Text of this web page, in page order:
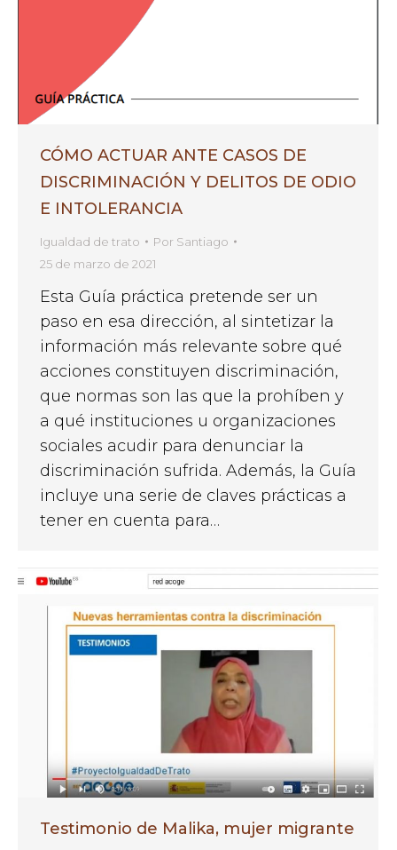
CÓMO ACTUAR ANTE CASOS DE
DISCRIMINACIÓN Y DELITOS DE ODIO
E INTOLERANCIA
Igualdad de trato Por Santiago
25 de marzo de 2021
Esta Guía práctica pretende ser un
paso en esa dirección, al sintetizar la
información más relevante sobre qué
acciones constituyen discriminación,
que normas son las que la prohíben y
a qué instituciones u organizaciones
sociales acudir para denunciar la
discriminación sufrida. Además, la Guía
incluye una serie de claves prácticas a
tener en cuenta para…
Testimonio de Malika, mujer migrante